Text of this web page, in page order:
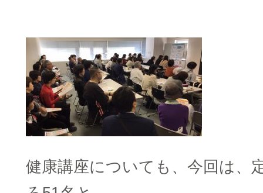
健康講座についても、今回は、